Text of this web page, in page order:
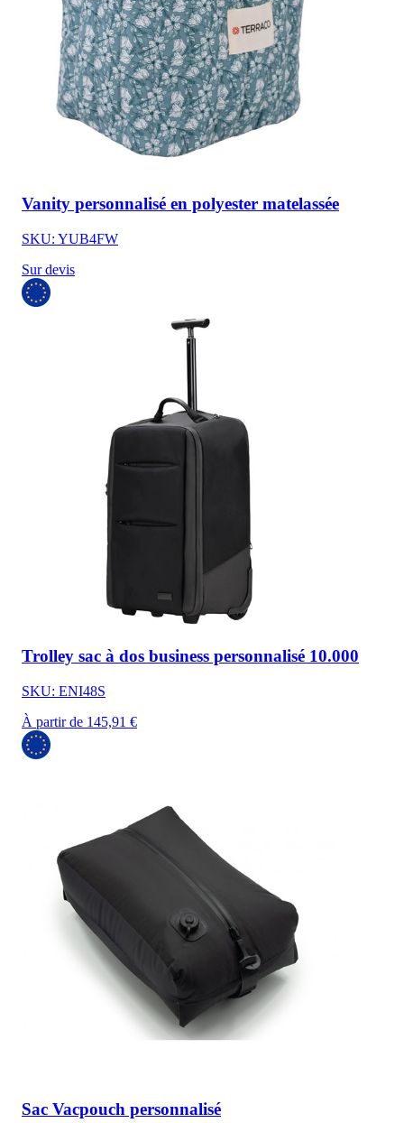
Vanity personnalisé en polyester matelassée
SKU: YUB4FW
Sur devis
Trolley sac à dos business personnalisé 10.000
SKU: ENI48S
À partir de 145,91 €
Sac Vacpouch personnalisé